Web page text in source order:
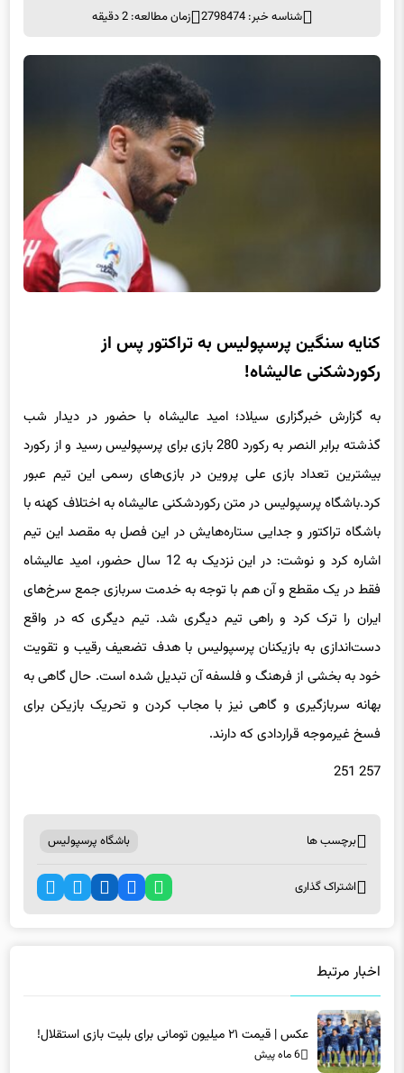
شناسه خبر: 2798474
زمان مطالعه: 2 دقیقه
کنایه سنگین پرسپولیس به تراکتور پس از
رکوردشکنی عالیشاه!
به گزارش خبرگزاری سیلاد؛ امید عالیشاه با حضور در دیدار شب
گذشته برابر النصر به رکورد 280 بازی برای پرسپولیس رسید و از رکورد
بیشترین تعداد بازی علی پروین در بازی‌های رسمی این تیم عبور
کرد.باشگاه پرسپولیس در متن رکوردشکنی عالیشاه به اختلاف کهنه با
باشگاه تراکتور و جدایی ستاره‌هایش در این فصل به مقصد این تیم
اشاره کرد و نوشت: در این نزدیک به 12 سال حضور، امید عالیشاه
فقط در یک مقطع و آن هم با توجه به خدمت سربازی جمع سرخ‌های
ایران را ترک کرد و راهی تیم دیگری شد. تیم دیگری که در واقع
دست‌اندازی به بازیکنان پرسپولیس با هدف تضعیف رقیب و تقویت
خود به بخشی از فرهنگ و فلسفه آن تبدیل شده است. حال گاهی به
بهانه سربازگیری و گاهی نیز با مجاب کردن و تحریک بازیکن برای
فسخ غیرموجه قراردادی که دارند.
257 251
برچسب ها باشگاه پرسپولیس
اشتراک گذاری
اخبار مرتبط
عکس | قیمت ۲۱ میلیون تومانی برای بلیت بازی استقلال!
6 ماه پیش